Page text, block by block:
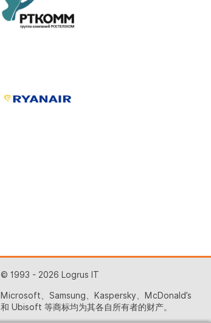
© 1993 - 2026 Logrus IT
Microsoft、Samsung、Kaspersky、McDonald’s
和 Ubisoft 等商标均为其各自所有者的财产。